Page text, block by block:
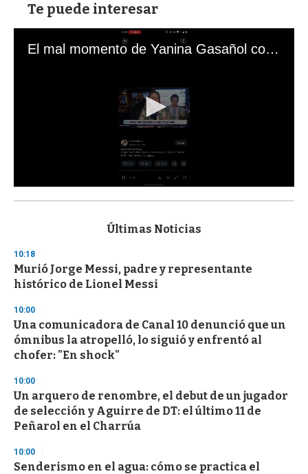
Te puede interesar
El mal momento de Yanina Gasañol con un hincha argentino en "Subrayado"
s
d
s
o
f
3
s
e
c
o
d
s
Últimas Noticias
10:18
Murió Jorge Messi, padre y representante
histórico de Lionel Messi
10:00
Una comunicadora de Canal 10 denunció que un
ómnibus la atropelló, lo siguió y enfrentó al
chofer: "En shock"
10:00
Un arquero de renombre, el debut de un jugador
de selección y Aguirre de DT: el último 11 de
Peñarol en el Charrúa
10:00
Senderismo en el agua: cómo se practica el